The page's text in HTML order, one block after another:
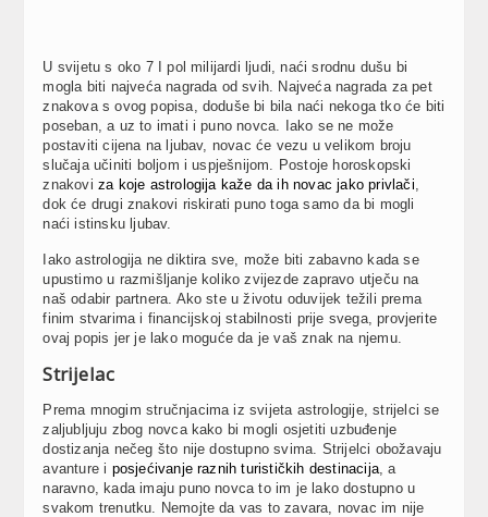
U svijetu s oko 7 I pol milijardi ljudi, naći srodnu dušu bi
mogla biti najveća nagrada od svih. Najveća nagrada za pet
znakova s ovog popisa, doduše bi bila naći nekoga tko će biti
poseban, a uz to imati i puno novca. Iako se ne može
postaviti cijena na ljubav, novac će vezu u velikom broju
slučaja učiniti boljom i uspješnijom. Postoje horoskopski
znakovi za koje astrologija kaže da ih novac jako privlači
dok će drugi znakovi riskirati puno toga samo da bi mogli
naći istinsku ljubav.
Iako astrologija ne diktira sve, može biti zabavno kada se
upustimo u razmišljanje koliko zvijezde zapravo utječu na
naš odabir partnera. Ako ste u životu oduvijek težili prema
finim stvarima i financijskoj stabilnosti prije svega, provjerite
ovaj popis jer je lako moguće da je vaš znak na njemu.
Strijelac
Prema mnogim stručnjacima iz svijeta astrologije, strijelci se
zaljubljuju zbog novca kako bi mogli osjetiti uzbuđenje
dostizanja nečeg što nije dostupno svima. Strijelci obožavaju
avanture i posjećivanje raznih turističkih destinacija, a
naravno, kada imaju puno novca to im je lako dostupno u
svakom trenutku. Nemojte da vas to zavara, novac im nije